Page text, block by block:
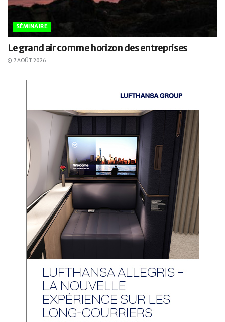
SÉMINAIRE
Le grand air comme horizon des entreprises
7 AOÛT 2026